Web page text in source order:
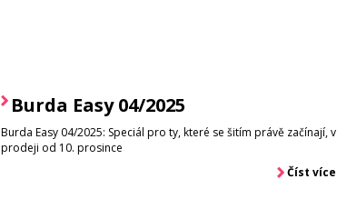
Burda Easy 04/2025
Burda Easy 04/2025: Speciál pro ty, které se šitím právě začínají, v
prodeji od 10. prosince
Číst více